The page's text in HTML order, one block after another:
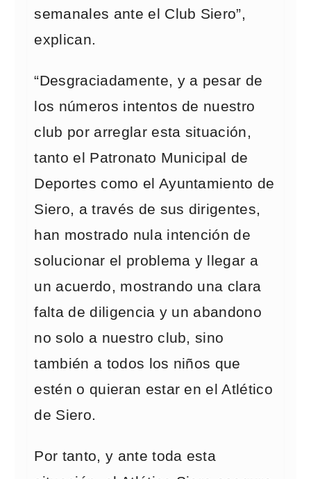
semanales ante el Club Siero”,
explican.
“Desgraciadamente, y a pesar de
los números intentos de nuestro
club por arreglar esta situación,
tanto el Patronato Municipal de
Deportes como el Ayuntamiento de
Siero, a través de sus dirigentes,
han mostrado nula intención de
solucionar el problema y llegar a
un acuerdo, mostrando una clara
falta de diligencia y un abandono
no solo a nuestro club, sino
también a todos los niños que
estén o quieran estar en el Atlético
de Siero.
Por tanto, y ante toda esta